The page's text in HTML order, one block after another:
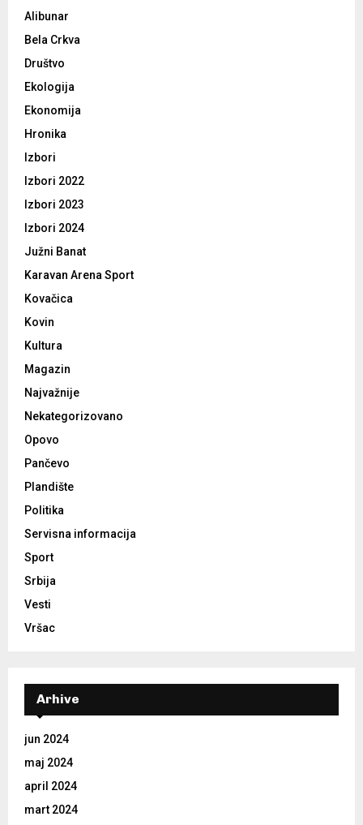
Alibunar
Bela Crkva
Društvo
Ekologija
Ekonomija
Hronika
Izbori
Izbori 2022
Izbori 2023
Izbori 2024
Južni Banat
Karavan Arena Sport
Kovačica
Kovin
Kultura
Magazin
Najvažnije
Nekategorizovano
Opovo
Pančevo
Plandište
Politika
Servisna informacija
Sport
Srbija
Vesti
Vršac
Arhive
jun 2024
maj 2024
april 2024
mart 2024